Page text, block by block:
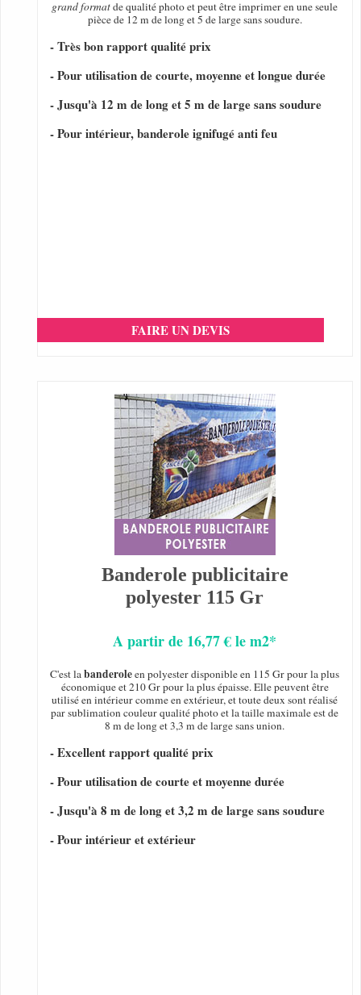
grand formatde qualité photo et peut être imprimer en une seule
pièce de 12 m de long et 5 de large sans soudure.
- Très bon rapport qualité prix
- Pour utilisation de courte, moyenne et longue durée
- Jusqu'à 12 m de long et 5 m de large sans soudure
- Pour intérieur, banderole ignifugé anti feu
FAIRE UN DEVIS
Banderole publicitaire
polyester 115 Gr
A partir de 16,77 € le m2*
C'est labanderoleen polyester disponible en 115 Gr pour la plus
économique et 210 Gr pour la plus épaisse. Elle peuvent être
utilisé en intérieur comme en extérieur, et toute deux sont réalisé
par sublimation couleur qualité photo et la taille maximale est de
8 m de long et 3,3 m de large sans union.
- Excellent rapport qualité prix
- Pour utilisation de courte et moyenne durée
- Jusqu'à 8 m de long et 3,2 m de large sans soudure
- Pour intérieur et extérieur